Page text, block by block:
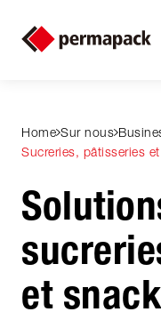
Home Sur nous
Sucreries, pâtisseries
et